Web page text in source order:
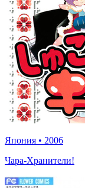
Япония • 2006
Чара-Хранители!